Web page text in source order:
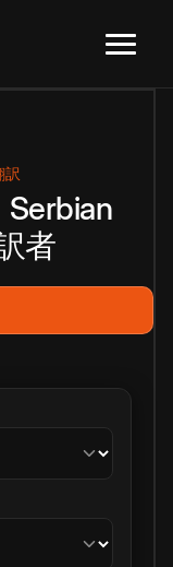
訳
Serbian
者